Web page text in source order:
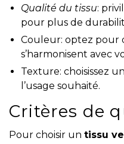
Qualité du tissu:
pour plus de
Couleur: optez pour
s’harmonisent avec
Texture: choisissez
l’usage souhaité.
Critères de
Pour choisir un tissu